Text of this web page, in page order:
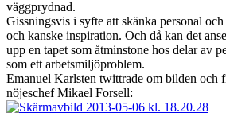
väggprydnad.
Gissningsvis i syfte att skänka personal
och kanske inspiration. Och då kan det
upp en tapet som åtminstone hos delar av
som ett arbetsmiljöproblem.
Emanuel Karlsten twittrade om bilden och
nöjeschef Mikael Forsell: